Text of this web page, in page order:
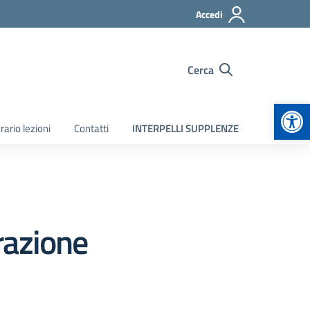
Accedi
Cerca
lezioni Contatti INTERPELLI SUPPLENZE